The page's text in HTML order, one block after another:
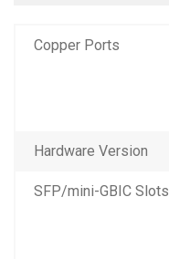
Copper Ports
Hardware Version
SFP/mini-GBIC Slots